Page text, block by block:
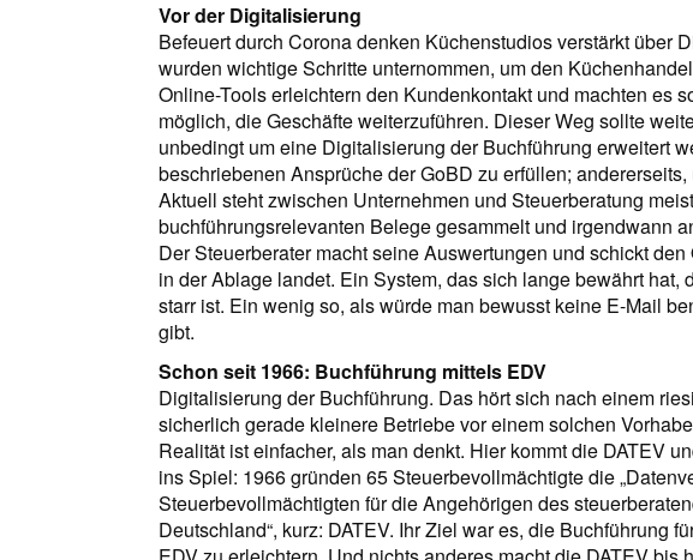
Vor der Digitalisierung
Befeuert durch Corona denken Küchenstudios ver­stärkt über
wurden wichtige Schritte unternommen, um den
Online-Tools erleichtern den Kundenkontakt und machten es
möglich, die Geschäfte weiterzuführen. Dieser Weg sollte
unbedingt um eine Digitalisierung der Buchführung erweitert
beschriebenen Ansprüche der GoBD zu erfüllen;
Aktuell steht zwischen Unternehmen und Steuerberatung
buchführungsrelevanten Belege gesammelt und irgendwann
Der Steuerberater macht seine Auswertungen und schickt
in der Ablage landet. Ein System, das sich lange bewährt hat,
starr ist. Ein wenig so, als würde man bewusst keine E-Mail
gibt.
Schon seit 1966: Buchführung mittels EDV
Digitalisierung der Buchführung. Das hört sich nach einem
sicherlich gerade kleinere Betriebe vor einem solchen
Realität ist einfacher, als man denkt. Hier kommt die DATEV
ins Spiel: 1966 gründen 65 Steuerbevollmächtigte die
Steuerbevollmächtigten für die Angehörigen des
Deutschland“, kurz: DATEV. Ihr Ziel war es, die Buchführung